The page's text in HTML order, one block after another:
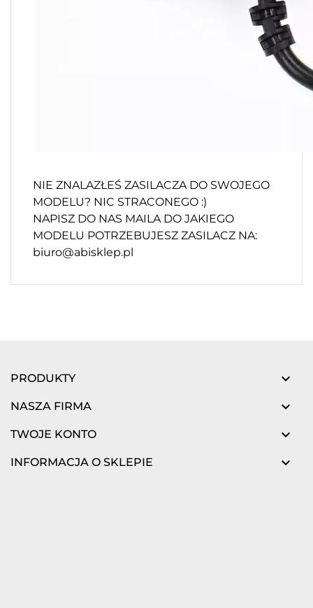
NIE ZNALAZŁEŚ ZASILACZA DO SWOJEGO
MODELU? NIC STRACONEGO :)
NAPISZ DO NAS MAILA DO JAKIEGO
MODELU POTRZEBUJESZ ZASILACZ NA:
biuro@abisklep.pl
PRODUKTY 
NASZA FIRMA 
TWOJE KONTO 
INFORMACJA O SKLEPIE 